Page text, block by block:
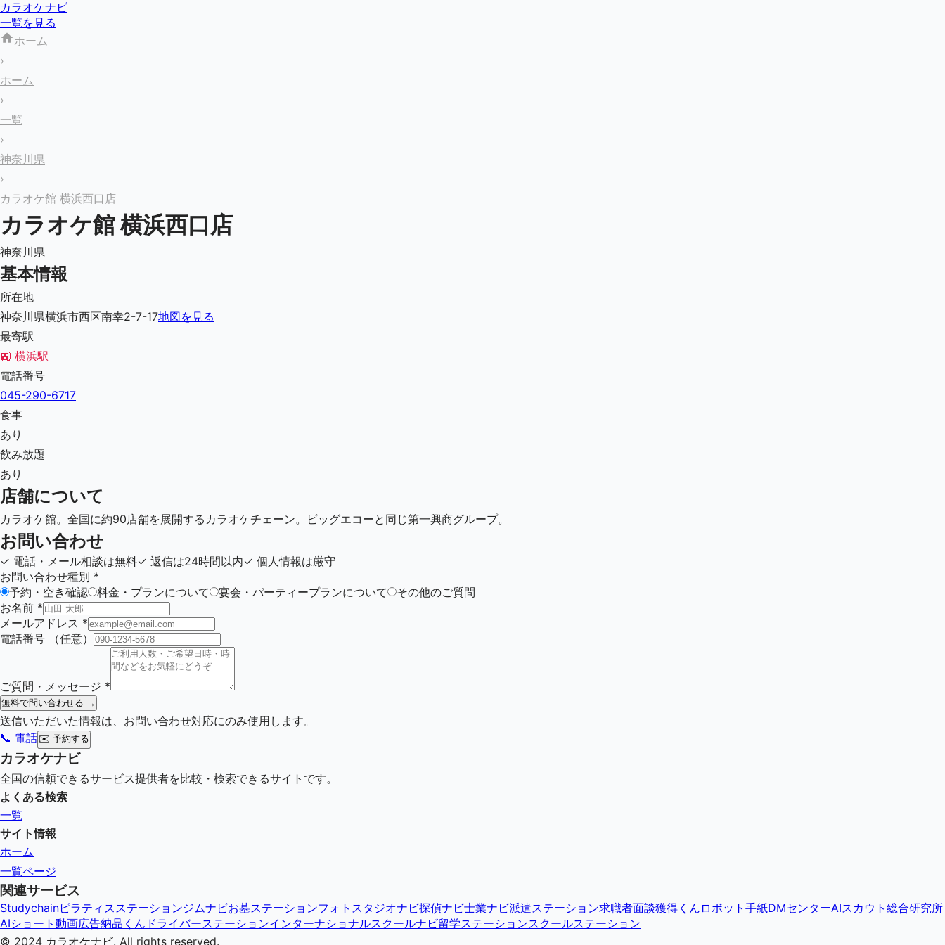
カラオケナビ
一覧を見る
ホーム
›
ホーム
›
一覧
›
神奈川県
›
カラオケ館 横浜西口店
カラオケ館 横浜西口店
神奈川県
基本情報
所在地
神奈川県横浜市西区南幸2-7-17地図を見る
最寄駅
🚉 横浜駅
電話番号
045-290-6717
食事
あり
飲み放題
あり
店舗について
カラオケ館。全国に約90店舗を展開するカラオケチェーン。ビッグエコーと同じ第一興商グループ。
お問い合わせ
✓ 電話・メール相談は無料✓ 返信は24時間以内✓ 個人情報は厳守
お問い合わせ種別 *
予約・空き確認
料金・プランについて 宴会・パーティープランについて
その他のご質問
お名前 *
メールアドレス *
電話番号
（任意）
ご質問・メッセージ *
無料で問い合わせる →
送信いただいた情報は、お問い合わせ対応にのみ使用します。
📞 電話 ✉️ 予約する
カラオケナビ
全国の信頼できるサービス提供者を比較・検索できるサイトです。
よくある検索
一覧
サイト情報
ホーム
一覧ページ
関連サービス
Studychainピラティスステーションジムナビお墓ステーションフォトスタジオナビ探偵ナビ士業ナビ派遣ステーション求職者面談獲得くん ロボット手紙DMセンターAIスカウト総合研究所
AIショート動画広告納品くん ドライバーステーションインターナショナルスクールナビ留学ステーションスクールステーション
© 2024 カラオケナビ. All rights reserved.